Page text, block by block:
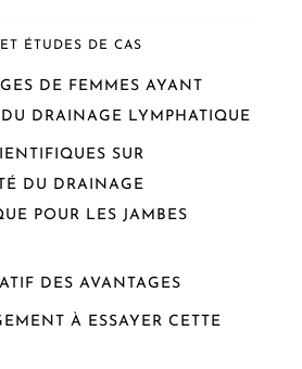
ÉTUDES DE CAS
DE FEMMES AYANT
DRAINAGE LYMPHATIQUE
SUR
DU DRAINAGE
POUR LES JAMBES
DES AVANTAGES
À ESSAYER CETTE